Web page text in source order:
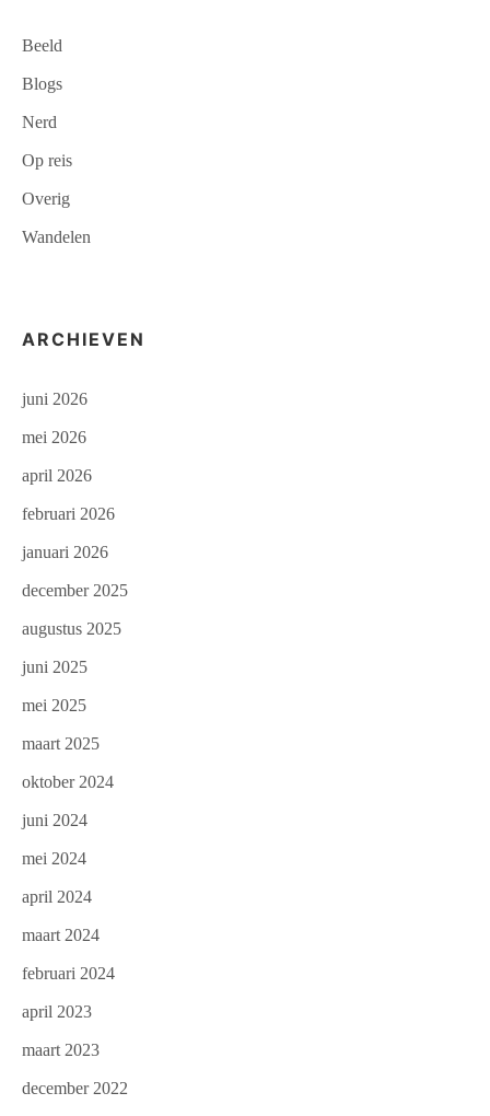
Beeld
Blogs
Nerd
Op reis
Overig
Wandelen
ARCHIEVEN
juni 2026
mei 2026
april 2026
februari 2026
januari 2026
december 2025
augustus 2025
juni 2025
mei 2025
maart 2025
oktober 2024
juni 2024
mei 2024
april 2024
maart 2024
februari 2024
april 2023
maart 2023
december 2022